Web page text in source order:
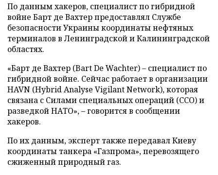
По данным хакеров, специалист по гибридной
войне Барт де Вахтер предоставлял Службе
безопасности Украины координаты нефтяных
терминалов в Ленинградской и Калининградской
областях.
«Барт де Вахтер (Bart De Wachter) – специалист по
гибридной войне. Сейчас работает в организации
HAVN (Hybrid Analyse Vigilant Network), которая
связана с Силами специальных операций (ССО) и
разведкой НАТО», – говорится в сообщении
хакеров.
По их данным, эксперт также передавал Киеву
координаты танкера «Газпрома», перевозящего
сжиженный природный газ.